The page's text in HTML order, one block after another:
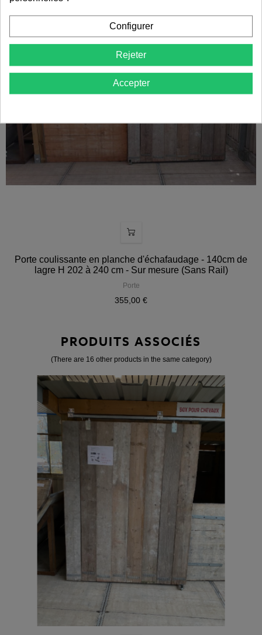
Porte coulissante en planche d'échafaudage - 140cm de
lagre H 202 à 240 cm - Sur mesure (Sans Rail)
Porte
355,00 €
PRODUITS ASSOCIÉS
(There are 16 other products in the same category)
Configurer
Rejeter
Accepter